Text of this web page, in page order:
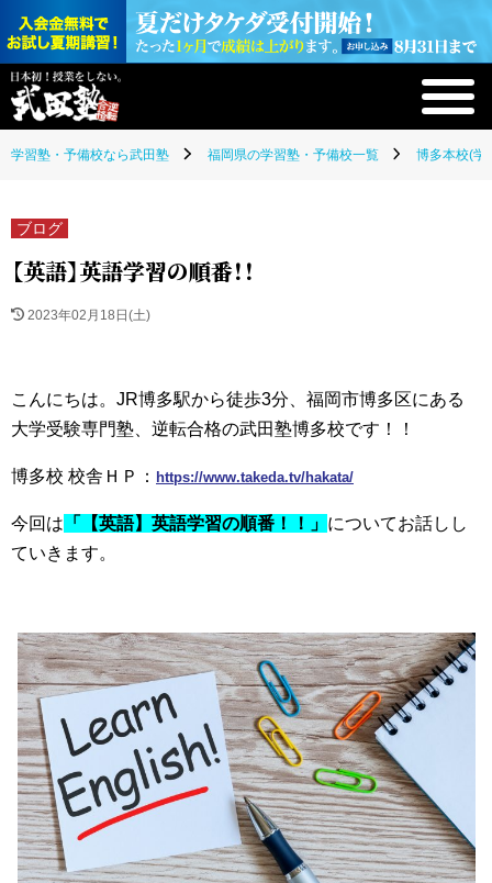
学習塾・予備校なら武田塾 福岡県の学習塾・予備校一覧 博多本校(学
ブログ
【英語】英語学習の順番！！
2023年02月18日(土)
こんにちは。JR博多駅から徒歩3分、福岡市博多区にある
大学受験専門塾、逆転合格の武田塾博多校です！！
博多校 校舎ＨＰ： https://www.takeda.tv/hakata/
今回は 「【英語】英語学習の順番！！」 についてお話しし
ていきます。